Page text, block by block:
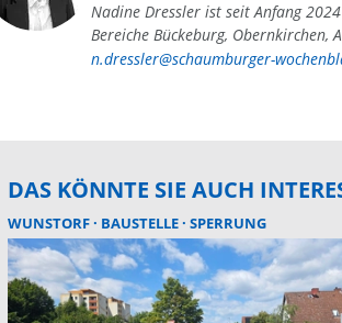
Nadine Dressler ist seit Anfang
Bereiche Bückeburg,
n.dressler@schaumburger-
DAS KÖNNTE SIE AUCH
WUNSTORF BAUSTELLE SPERRUNG